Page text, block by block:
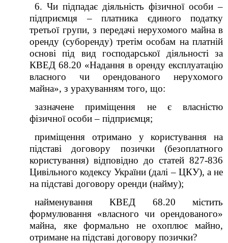
6. Чи підпадає діяльність фізичної особи –
підприємця – платника єдиного податку
третьої групи, з передачі нерухомого майна в
оренду (суборенду) третім особам на платній
основі під вид господарської діяльності за
КВЕД 68.20 «Надання в оренду експлуатацію
власного чи орендованого нерухомого
майна», з урахуванням того, що:
зазначене приміщення не є власністю
фізичної особи – підприємця;
приміщення отримано у користування на
підставі договору позички (безоплатного
користування) відповідно до статей 827-836
Цивільного кодексу України (далі – ЦКУ), а не
на підставі договору оренди (найму);
найменування КВЕД 68.20 містить
формулювання «власного чи орендованого»
майна, яке формально не охоплює майно,
отримане на підставі договору позички?